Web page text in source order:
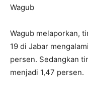
Wagub
Wagub melaporkan,
19 di Jabar
persen. Sedangkan
menjadi 1,47 persen.